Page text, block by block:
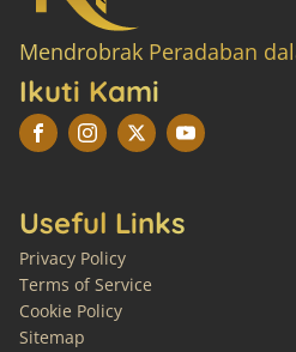
Mendrobrak Peradaban
Ikuti Kami
Useful Links
Privacy Policy
Terms of Service
Cookie Policy
Sitemap